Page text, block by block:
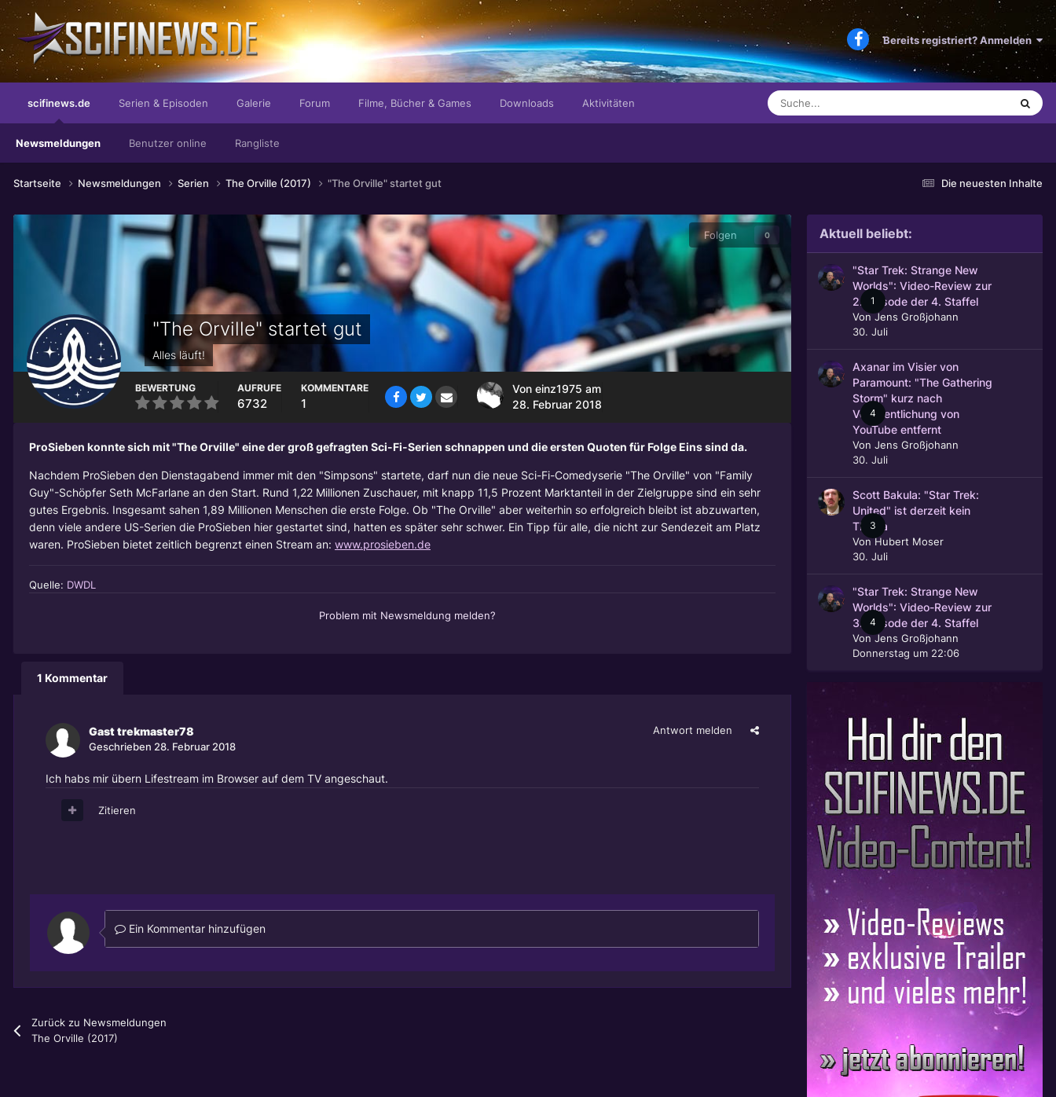
Bereits registriert? Anmelden
scifinews.de
Newsmeldungen Benutzer online Rangliste
Serien & Episoden Galerie Forum Filme, Bücher & Games Downloads Aktivitäten
Die neuesten Inhalte
Startseite Newsmeldungen Serien The Orville (2017) "The Orville" startet gut
Folgen 0
"The Orville" startet gut
Alles läuft!
BEWERTUNG AUFRUFE
6732
KOMMENTARE
1
Von einz1975 am
28. Februar 2018
ProSieben konnte sich mit "The Orville" eine der groß gefragten Sci-Fi-Serien schnappen und die ersten Quoten für Folge Eins sind da.
Nachdem ProSieben den Dienstagabend immer mit den "Simpsons" startete, darf nun die neue Sci-Fi-Comedyserie "The Orville" von "Family
Guy"-Schöpfer Seth McFarlane an den Start. Rund 1,22 Millionen Zuschauer, mit knapp 11,5 Prozent Marktanteil in der Zielgruppe sind ein sehr
gutes Ergebnis. Insgesamt sahen 1,89 Millionen Menschen die erste Folge. Ob "The Orville" aber weiterhin so erfolgreich bleibt ist abzuwarten,
denn viele andere US-Serien die ProSieben hier gestartet sind, hatten es später sehr schwer. Ein Tipp für alle, die nicht zur Sendezeit am Platz
waren. ProSieben bietet zeitlich begrenzt einen Stream an: www.prosieben.de
Quelle: DWDL
Problem mit Newsmeldung melden?
1 Kommentar
Antwort melden
Gast trekmaster78
Geschrieben 28. Februar 2018
Ich habs mir übern Lifestream im Browser auf dem TV angeschaut.
Zitieren
Ein Kommentar hinzufügen
Zurück zu Newsmeldungen
The Orville (2017)
Aktuell beliebt:
1
"Star Trek: Strange New
Worlds": Video-Review zur
2. Episode der 4. Staffel
VonJens Großjohann
30. Juli
4
Axanar im Visier von
Paramount: "The Gathering
Storm" kurz nach
Veröffentlichung von
YouTube entfernt
Von Jens Großjohann
30. Juli
3
Scott Bakula: "Star Trek:
United" ist derzeit kein
Thema
VonHubert Moser
30. Juli
4
"Star Trek: Strange New
Worlds": Video-Review zur
3. Episode der 4. Staffel
VonJens Großjohann
Donnerstag um 22:06